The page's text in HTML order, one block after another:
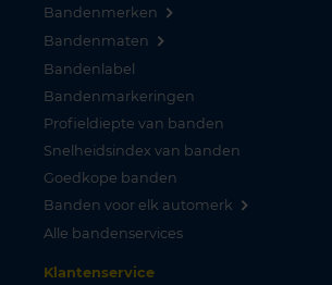
Bandenmerken
Bandenmaten
Bandenlabel
Bandenmarkeringen
Profieldiepte van banden
Snelheidsindex van banden
Goedkope banden
Banden voor elk automerk
Alle bandenservices
Klantenservice